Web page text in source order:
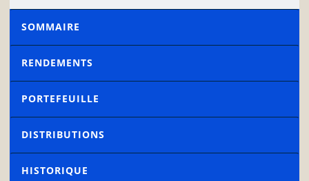
SOMMAIRE
RENDEMENTS
PORTEFEUILLE
DISTRIBUTIONS
HISTORIQUE